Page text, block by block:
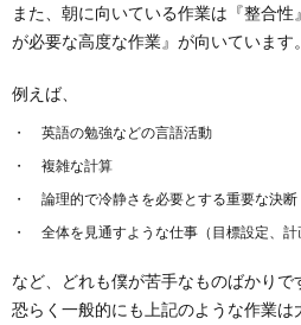
また、朝に向いている作業は『整合
が必要な高度な作業』が向いています。
例えば、
英語の勉強などの言語活動
複雑な計算
論理的で冷静さを必要とする重要な決断
全体を見通すような仕事（目標設定、計
など、どれも僕が苦手なものばかりで
恐らく一般的にも上記のような作業